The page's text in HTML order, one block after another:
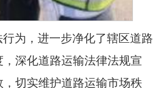
行为，进一步净化了辖区道路
，深化道路运输法律法规宣
，切实维护道路运输市场秩